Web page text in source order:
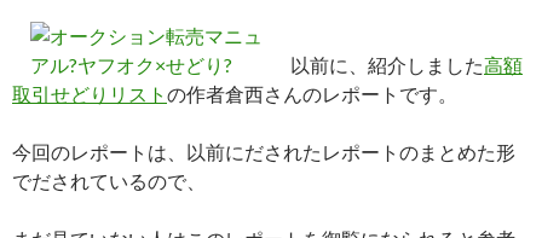
以前に、紹介しました高額
取引せどりリスト の作者倉西さんのレポートです。
今回のレポートは、以前にだされたレポートのまとめた形
でだされているので、